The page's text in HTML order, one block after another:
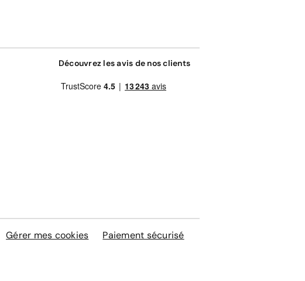
Découvrez les avis de nos clients
Gérer mes cookies
Paiement sécurisé